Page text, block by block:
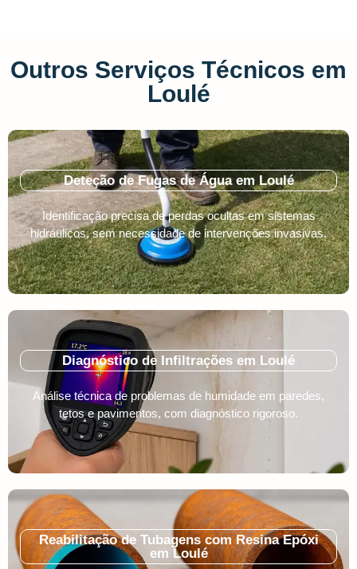
Outros Serviços Técnicos em
Loulé
Deteção de Fugas de Água em Loulé
Identificação precisa de perdas ocultas em sistemas
hidráulicos, sem necessidade de intervenções invasivas.
Diagnóstico de Infiltrações em Loulé
Análise técnica de problemas de humidade em paredes,
tetos e pavimentos, com diagnóstico rigoroso.
Reabilitação de Tubagens com Resina Epóxi
em Loulé